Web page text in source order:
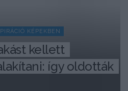
KÉPEKBEN
kellett
így oldották